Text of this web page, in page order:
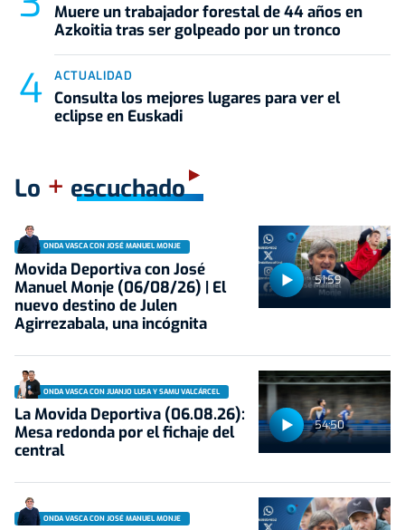
Muere un trabajador forestal de 44 años en
Azkoitia tras ser golpeado por un tronco
ACTUALIDAD
Consulta los mejores lugares para ver el
eclipse en Euskadi
Lo + escuchado
51:59
ONDA VASCA CON JOSÉ MANUEL MONJE
Movida Deportiva con José
Manuel Monje (06/08/26) | El
nuevo destino de Julen
Agirrezabala, una incógnita
54:50
ONDA VASCA CON JUANJO LUSA Y SAMU VALCÁRCEL
La Movida Deportiva (06.08.26):
Mesa redonda por el fichaje del
central
ONDA VASCA CON JOSÉ MANUEL MONJE